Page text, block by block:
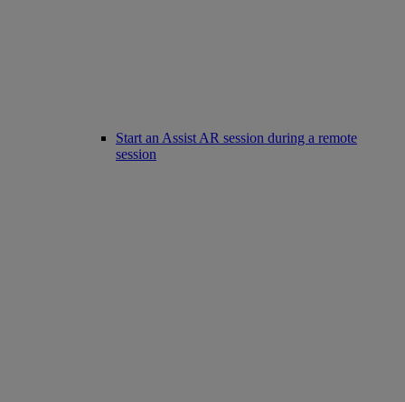
Start an Assist AR session during a remote
session